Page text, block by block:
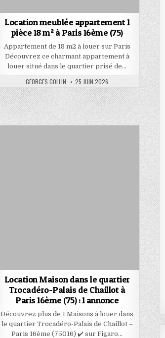
Location meublée appartement 1
pièce 18 m² à Paris 16ème (75)
Appartement de 18 m2 à louer sur Paris
Découvrez ce charmant appartement à
louer situé dans le quartier prisé de…
AUTHOR:
GEORGES COLLIN PUBLISHED
DATE:
25 JUIN 2026
Location Maison dans le quartier
Trocadéro-Palais de Chaillot à
Paris 16ème (75) : 1 annonce
Découvrez plus de 1 Maisons à louer dans
le quartier Trocadéro-Palais de Chaillot –
Paris 16ème (75016) ✔️ sur Figaro…